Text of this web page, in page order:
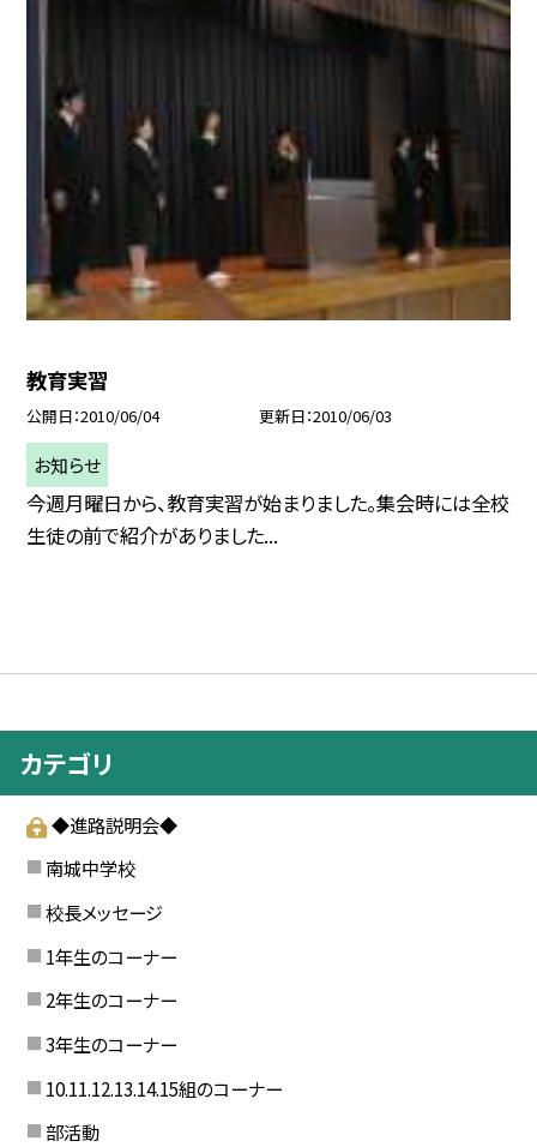
教育実習
公開日 2010/06/04 更新日 2010/06/03
お知らせ
今週月曜日から、教育実習が始まりました。集会時には全校
生徒の前で紹介がありました...
カテゴリ
◆進路説明会◆
南城中学校
校長メッセージ
1年生のコーナー
2年生のコーナー
3年生のコーナー
10.11.12.13.14.15組のコーナー
部活動